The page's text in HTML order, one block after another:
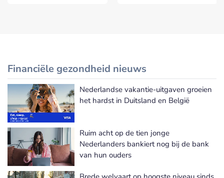
Financiële gezondheid nieuws
Meer Financiële gezondheid nieuws
Nederlandse vakantie-uitgaven groeien
het hardst in Duitsland en België
Ruim acht op de tien jonge
Nederlanders bankiert nog bij de bank
van hun ouders